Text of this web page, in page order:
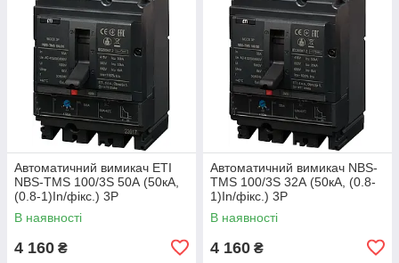
Автоматичний вимикач ETI
NBS-TMS 100/3S 50А (50кА,
(0.8-1)In/фікс.) 3P
В наявності
4 160 ₴
Автоматичний вимикач NBS-
TMS 100/3S 32А (50кА, (0.8-
1)In/фікс.) 3P
В наявності
4 160 ₴